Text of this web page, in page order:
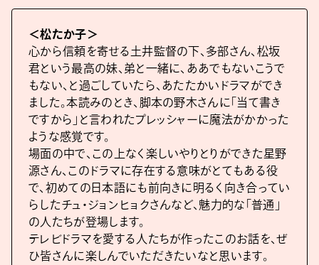
＜松たか子＞
心から信頼を寄せる土井監督の下、多部さん、松坂
君という最高の妹、弟と一緒に、ああでもないこうで
もない、と過ごしていたら、あたたかいドラマができ
ました。本読みのとき、脚本の野木さんに「当て書き
ですから」と言われたプレッシャーに魔法がかかった
ような感覚です。
場面の中で、この上なく楽しいやりとりができた星野
源さん、このドラマに存在する意味がとてもある役
で、初めての日本語にも前向きに明るく向き合ってい
らしたチュ・ジョンヒョクさんなど、魅力的な「普通」
の人たちが登場します。
テレビドラマを愛する人たちが作ったこのお話を、ぜ
ひ皆さんに楽しんでいただきたいなと思います。